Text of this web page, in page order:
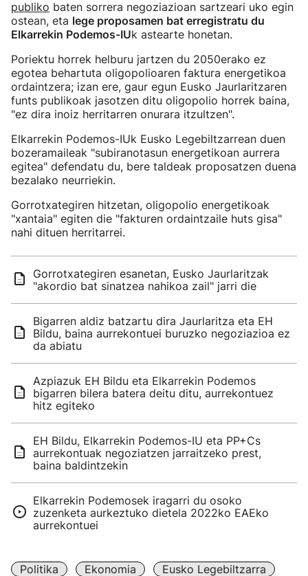
publiko baten sorrera negoziazioan sartzeari uko egin
ostean, eta lege proposamen bat erregistratu du
Elkarrekin Podemos-IUk astearte honetan.
Poriektu horrek helburu jartzen du 2050erako ez
egotea behartuta oligopolioaren faktura energetikoa
ordaintzera; izan ere, gaur egun Eusko Jaurlaritzaren
funts publikoak jasotzen ditu oligopolio horrek baina,
"ez dira inoiz herritarren onurara itzultzen".
Elkarrekin Podemos-IUk Eusko Legebiltzarrean duen
bozeramaileak "subiranotasun energetikoan aurrera
egitea" defendatu du, bere taldeak proposatzen duena
bezalako neurriekin.
Gorrotxategiren hitzetan, oligopolio energetikoak
"xantaia" egiten die "fakturen ordaintzaile huts gisa"
nahi dituen herritarrei.
Gorrotxategiren esanetan, Eusko Jaurlaritzak
"akordio bat sinatzea nahikoa zail" jarri die
Bigarren aldiz batzartu dira Jaurlaritza eta EH
Bildu, baina aurrekontuei buruzko negoziazioa ez
da abiatu
Azpiazuk EH Bildu eta Elkarrekin Podemos
bigarren bilera batera deitu ditu, aurrekontuez
hitz egiteko
EH Bildu, Elkarrekin Podemos-IU eta PP+Cs
aurrekontuak negoziatzen jarraitzeko prest,
baina baldintzekin
Elkarrekin Podemosek iragarri du osoko
zuzenketa aurkeztuko dietela 2022ko EAEko
aurrekontuei
Politika Ekonomia Eusko Legebiltzarra